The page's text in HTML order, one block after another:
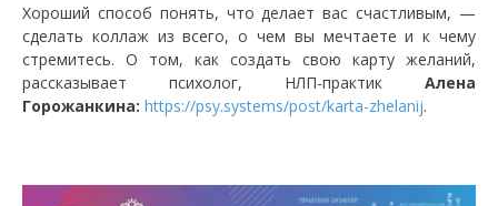
Хороший способ понять, что делает вас счастливым, —
сделать коллаж из всего, о чем вы мечтаете и к чему
стремитесь. О том, как создать свою карту желаний,
рассказывает психолог, НЛП-практик Алена
Горожанкина: https://psy.systems/post/karta-zhelanij.